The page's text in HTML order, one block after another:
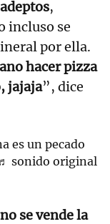
,
incluso se
por ella.
hacer pizza
jajaja”, dice
es un pecado
sonido original
se vende la